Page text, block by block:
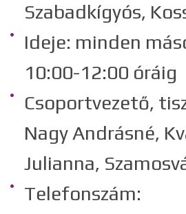
Szabadkígyós,
Ideje: minden
10:00-12:00 óráig
Csoportvezető,
Nagy Andrásné,
Julianna,
Telefonszám: